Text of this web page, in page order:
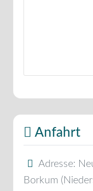
Anfahrt
Adresse:
Borkum (